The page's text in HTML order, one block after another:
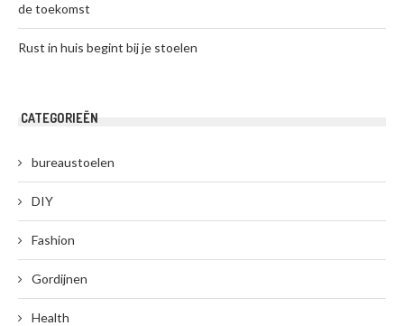
de toekomst
Rust in huis begint bij je stoelen
CATEGORIEËN
bureaustoelen
DIY
Fashion
Gordijnen
Health